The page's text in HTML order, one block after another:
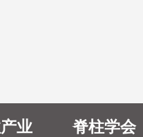
业 脊柱学会